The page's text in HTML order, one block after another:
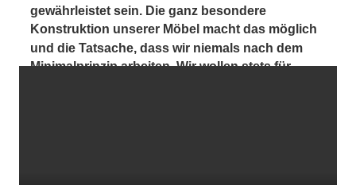
gewährleistet sein. Die ganz besondere
Konstruktion unserer Möbel macht das möglich
und die Tatsache, dass wir niemals nach dem
Minimalprinzip arbeiten. Wir wollen stets für